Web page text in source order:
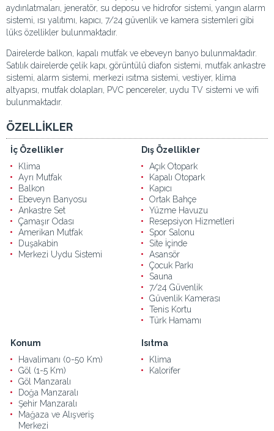
aydınlatmaları, jeneratör, su deposu ve hidrofor sistemi, yangın alarm
sistemi, ısı yalıtımı, kapıcı, 7/24 güvenlik ve kamera sistemleri gibi
lüks özellikler bulunmaktadır.
Dairelerde balkon, kapalı mutfak ve ebeveyn banyo bulunmaktadır.
Satılık dairelerde çelik kapı, görüntülü diafon sistemi, mutfak ankastre
sistemi, alarm sistemi, merkezi ısıtma sistemi, vestiyer, klima
altyapısı, mutfak dolapları, PVC pencereler, uydu TV sistemi ve wifi
bulunmaktadır.
ÖZELLİKLER
İç Özellikler
Klima
Ayrı Mutfak
Balkon
Ebeveyn Banyosu
Ankastre Set
Çamaşır Odası
Amerikan Mutfak
Duşakabin
Merkezi Uydu Sistemi
Dış Özellikler
Açık Otopark
Kapalı Otopark
Kapıcı
Ortak Bahçe
Yüzme Havuzu
Resepsiyon Hizmetleri
Spor Salonu
Site İçinde
Asansör
Çocuk Parkı
Sauna
7/24 Güvenlik
Güvenlik Kamerası
Tenis Kortu
Türk Hamamı
Konum
Havalimanı (0-50 Km)
Göl (1-5 Km)
Göl Manzaralı
Doğa Manzaralı
Şehir Manzaralı
Mağaza ve Alışveriş
Merkezi
Isıtma
Klima
Kalorifer